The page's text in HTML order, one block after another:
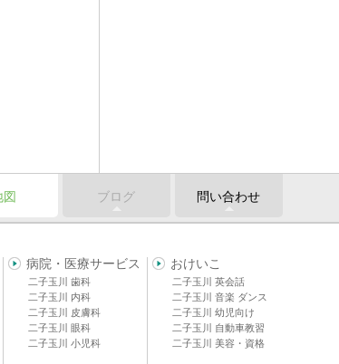
図 ブログ 問い合わせ
病院・医療サービス
二子玉川 歯科
二子玉川 内科
二子玉川 皮膚科
二子玉川 眼科
二子玉川 小児科
おけいこ
二子玉川 英会話
二子玉川 音楽 ダンス
二子玉川 幼児向け
二子玉川 自動車教習
二子玉川 美容・資格